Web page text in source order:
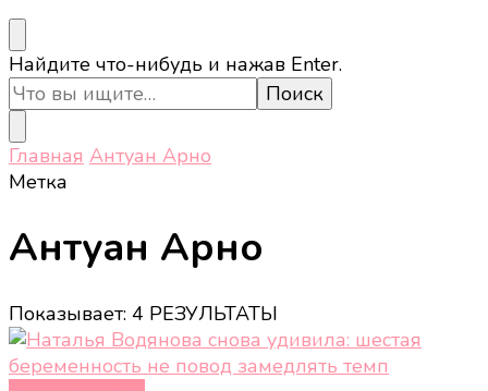
Ищите
что-
то?
Найдите что-нибудь и нажав Enter.
Главная Антуан Арно
Метка
Антуан Арно
Показывает: 4 РЕЗУЛЬТАТЫ